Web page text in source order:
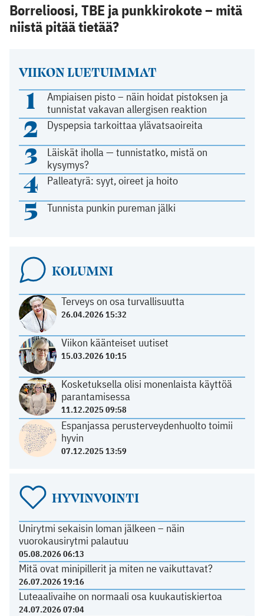
VIIKON LUETUIMMAT
1
Ampiaisen pisto – näin hoidat pistoksen ja
tunnistat vakavan allergisen reaktion
2 Dyspepsia tarkoittaa ylävatsaoireita
3
Läiskät iholla — tunnistatko, mistä on
kysymys?
4 Palleatyrä: syyt, oireet ja hoito
5 Tunnista punkin pureman jälki
KOLUMNI
Terveys on osa turvallisuutta
26.04.2026 15:32
Viikon käänteiset uutiset
15.03.2026 10:15
Kosketuksella olisi monenlaista käyttöä
parantamisessa
11.12.2025 09:58
Espanjassa perusterveydenhuolto toimii
hyvin
07.12.2025 13:59
HYVINVOINTI
Unirytmi sekaisin loman jälkeen – näin
vuorokausirytmi palautuu
05.08.2026 06:13
Mitä ovat minipillerit ja miten ne vaikuttavat?
26.07.2026 19:16
Luteaalivaihe on normaali osa kuukautiskiertoa
24.07.2026 07:04
Borrelioosi, TBE ja punkkirokote – mitä
niistä pitää tietää?